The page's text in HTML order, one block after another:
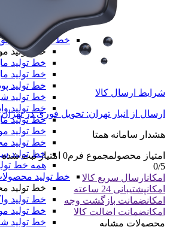
همه خط
خط تولید مواد
خط تولید
خط تولید
خط تولید
خط تولید
خط تولید
خط تولید
خط تولید
خط تولید
خط تولید
خط تولید
همه خط
خط تولید
خط تولید
خط تولید
خط تولید
خط تولید
شرایط ارسال کالا
ارسال از انبار تهران: تحویل فوری در تهران
هشدار سامانه همتا
امتیاز محصولمجموع فرم0 امتیاز ثبت شده
0/5
امکانارسال سریع کالا
امکانپشتیبانی 24 ساعته
امکانضمانت بازگشت وجه
امکانضمانت اضالت کالا
محصولات مشابه